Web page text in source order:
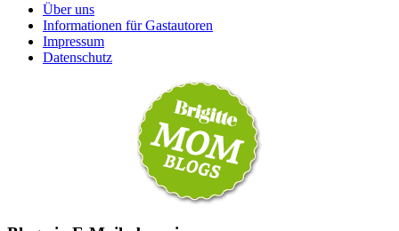
Über uns
Informationen für Gastautoren
Impressum
Datenschutz